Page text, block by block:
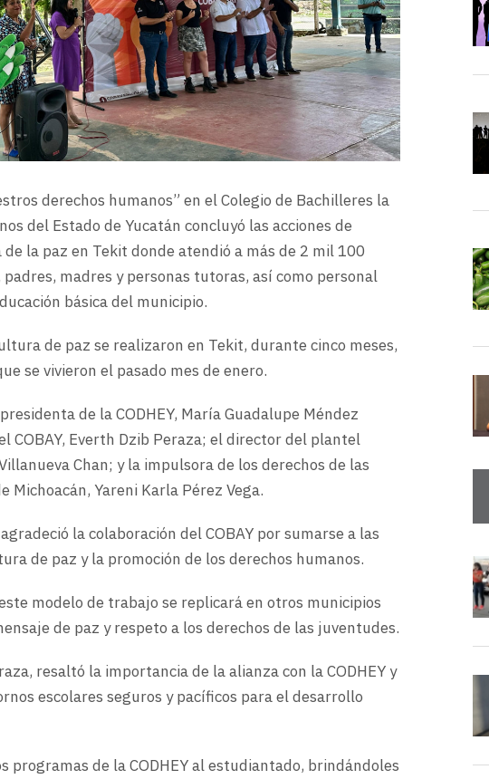
derechos humanos” en el Colegio de Bachilleres la
del Estado de Yucatán concluyó las acciones de
la paz en Tekit donde atendió a más de 2 mil 100
madres y personas tutoras, así como personal
básica del municipio.
de paz se realizaron en Tekit, durante cinco meses,
se vivieron el pasado mes de enero.
de la CODHEY, María Guadalupe Méndez
COBAY, Everth Dzib Peraza; el director del plantel
Chan; y la impulsora de los derechos de las
Michoacán, Yareni Karla Pérez Vega.
la colaboración del COBAY por sumarse a las
de paz y la promoción de los derechos humanos.
modelo de trabajo se replicará en otros municipios
de paz y respeto a los derechos de las juventudes.
resaltó la importancia de la alianza con la CODHEY y
escolares seguros y pacíficos para el desarrollo
programas de la CODHEY al estudiantado, brindándoles